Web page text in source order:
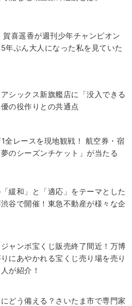
賀喜遥香が週刊少年チャンピオン
年ぶん大人になった私を見ていた
シックス新旗艦店に「没入できる
の役作りとの共通点
全レースを現地観戦！ 航空券・宿
のシーズンチケット」が当たる
緩和」と「適応」をテーマとした
谷で開催！東急不動産が様々な企
ャンボ宝くじ販売終了間近！万博
にあやかれる宝くじ売り場を売り
が紹介！
どう備える？さいたま市で専門家